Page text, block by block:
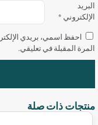
البريد
الإلكتروني *
احفظ اسمي، بريدي
المرة المقبلة في تعليقي.
منتجات ذات صلة